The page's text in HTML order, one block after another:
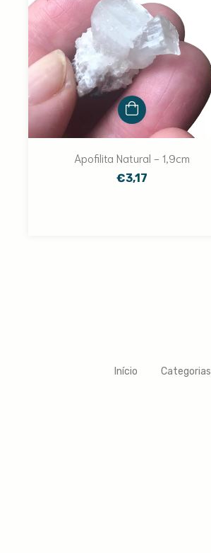
Apofilita Natural - 1,9cm
€3,17
Início Categorias